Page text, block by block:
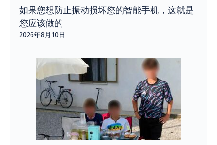
如果您想防止振动损坏您的智能手机，这就是
您应该做的
2026年8月10日